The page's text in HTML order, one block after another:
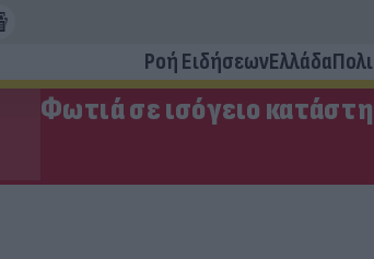
Ροή ΕιδήσεωνΕλλάδα
Φωτιά σε ισόγειο